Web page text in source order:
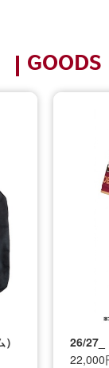
GOODS
26/27_
22,000